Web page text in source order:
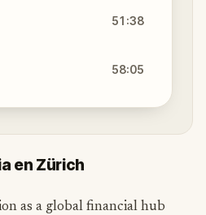
51:38
58:05
en Zürich
as a global financial hub